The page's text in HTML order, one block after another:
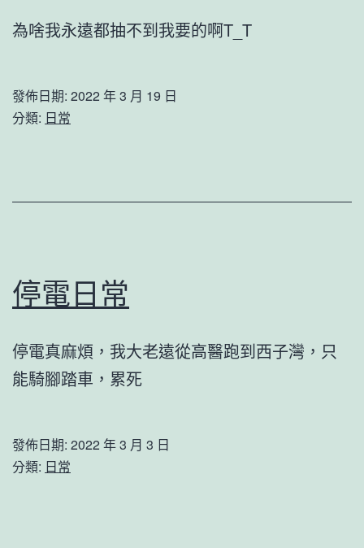
為啥我永遠都抽不到我要的啊T_T
發佈日期: 2022 年 3 月 19 日
分類: 日常
停電日常
停電真麻煩，我大老遠從高醫跑到西子灣，只
能騎腳踏車，累死
發佈日期: 2022 年 3 月 3 日
分類: 日常